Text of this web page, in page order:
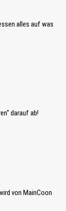
alles auf was
darauf ab!
von MainCoon